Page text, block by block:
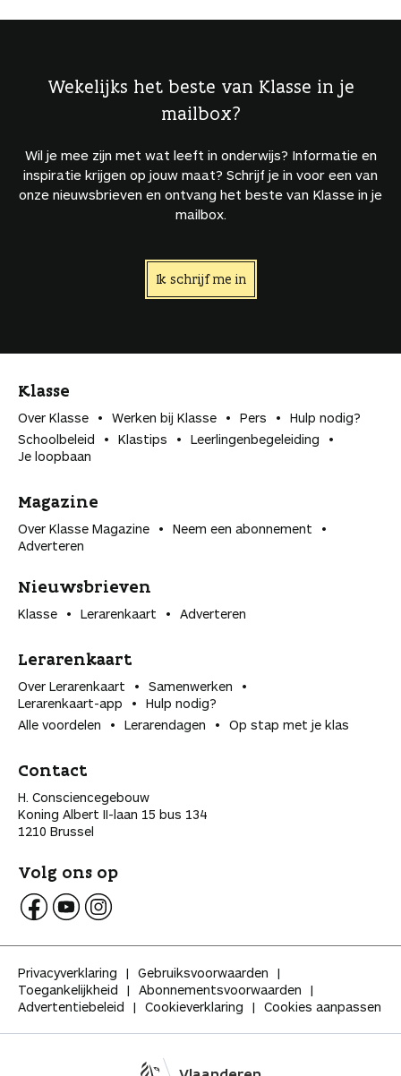
Wekelijks het beste van Klasse in je
mailbox?
Wil je mee zijn met wat leeft in onderwijs? Informatie en
inspiratie krijgen op jouw maat? Schrijf je in voor een van
onze nieuwsbrieven en ontvang het beste van Klasse in je
mailbox.
Ik schrijf me in
Klasse
Over Klasse Werken bij Klasse Pers
Hulp nodig?
Schoolbeleid
Klastips
Leerlingen­begeleiding
Je loopbaan
Magazine
Over Klasse Magazine
Neem een abonnement
Adverteren
Nieuwsbrieven
Klasse Lerarenkaart Adverteren
Lerarenkaart
Over Lerarenkaart
Samenwerken
Lerarenkaart-app
Hulp nodig?
Alle voordelen
Lerarendagen Op stap met je klas
Contact
H. Consciencegebouw
Koning Albert II-laan 15 bus 134
1210 Brussel
Volg ons op
o
l
g
K
l
a
o
g
K
a
o
g
K
l
a
Privacyverklaring
Gebruiksvoorwaarden
Toegankelijkheid
Abonnementsvoorwaarden
Advertentiebeleid
Cookieverklaring Cookies aanpassen